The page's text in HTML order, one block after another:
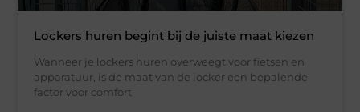
Lockers huren begint bij de juiste maat kiezen
Wanneer je lockers huren overweegt voor fietsen en
apparatuur, is de maat van de locker een bepalende
factor voor comfort